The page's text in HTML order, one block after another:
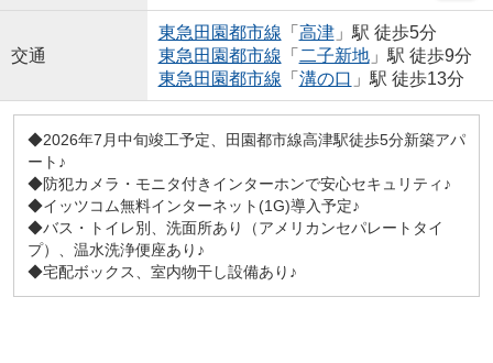
交通
東急田園都市線 「 高津」駅 徒歩5分
東急田園都市線 「 二子新地」駅 徒歩9分
東急田園都市線 「 溝の口 」駅 徒歩13分
◆2026年7月中旬竣工予定、田園都市線高津駅徒歩5分新築アパ
ート♪
◆防犯カメラ・モニタ付きインターホンで安心セキュリティ♪
◆イッツコム無料インターネット(1G)導入予定♪
◆バス・トイレ別、洗面所あり（アメリカンセパレートタイ
プ）、温水洗浄便座あり♪
◆宅配ボックス、室内物干し設備あり♪